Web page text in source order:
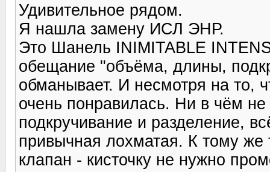
Удивительное рядом.
Я нашла замену ИСЛ ЭНР.
Это Шанель INIMITABLE
обещание "объёма, длины,
обманывает. И несмотря на то,
очень понравилась. Ни в чём
подкручивание и разделение,
привычная лохматая. К тому же
клапан - кисточку не нужно